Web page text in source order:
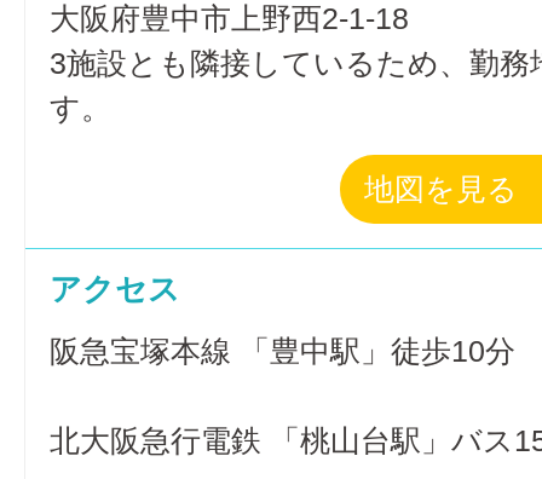
大阪府豊中市上野西2-1-18
3施設とも隣接しているため、勤務
す。
地図を見る
アクセス
阪急宝塚本線 「豊中駅」徒歩10分
北大阪急行電鉄 「桃山台駅」バス